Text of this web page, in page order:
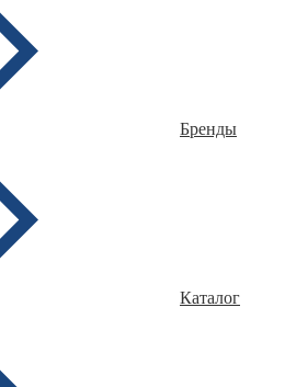
Бренды
Каталог